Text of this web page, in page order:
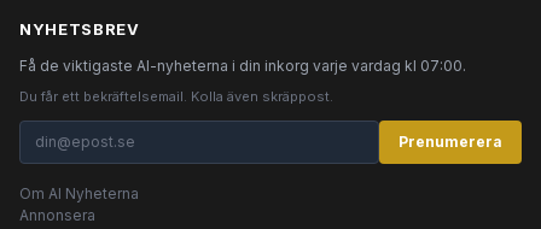
NYHETSBREV
Få de viktigaste AI-nyheterna i din inkorg varje vardag kl 07:00.
Du får ett bekräftelsemail. Kolla även skräppost.
Prenumerera
Om AI Nyheterna
Annonsera